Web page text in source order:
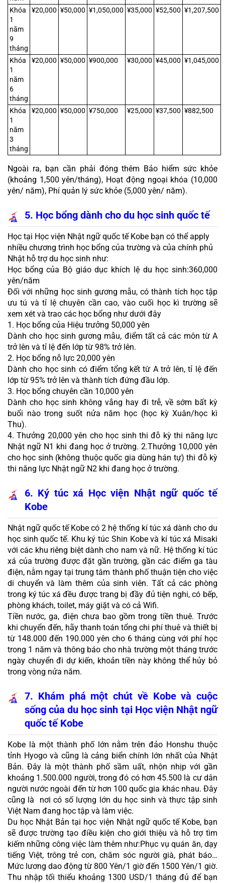
Khóa
1
năm
9
tháng
¥20,000 ¥50,000 ¥1,050,000 ¥35,000 ¥52,500 ¥1,207,500
Khóa
1
năm
6
tháng
¥20,000 ¥50,000 ¥900,000 ¥30,000 ¥45,000 ¥1,045,000
Khóa
1
năm
3
tháng
¥20,000 ¥50,000 ¥750,000 ¥25,000 ¥37,500 ¥882,500
Ngoài ra, bạn cần phải đóng thêm Bảo hiểm sức khỏe
(khoảng 1,500 yên/tháng), Hoạt động ngoại khóa (10,000
yên/ năm), Phí quản lý sức khỏe (5,000 yên/ năm).
5. Học bổng dành cho du học sinh quốc tế
Học tại Học viện Nhật ngữ quốc tế Kobe bạn có thể apply
nhiều chương trình học bổng của trường và của chính phủ
Nhật hỗ trợ du học sinh như:
Học bổng của Bộ giáo dục khích lệ du học sinh:360,000
yên/năm
Đối với những học sinh gương mẫu, có thành tích học tập
ưu tú và tỉ lệ chuyên cần cao, vào cuối học kì trường sẽ
xem xét và trao các học bổng như dưới đây
1. Học bổng của Hiệu trưởng 50,000 yên
Dành cho học sinh gương mẫu, điểm tất cả các môn từ A
trở lên và tỉ lệ đến lớp từ 98% trở lên.
2. Học bổng nỗ lực 20,000 yên
Dành cho học sinh có điểm tổng kết từ A trở lên, tỉ lệ đến
lớp từ 95% trở lên và thành tích đứng đầu lớp.
3. Học bổng chuyên cần 10,000 yên
Dành cho học sinh không vắng hay đi trễ, về sớm bất kỳ
buổi nào trong suốt nửa năm học (học kỳ Xuân/học kì
Thu).
4. Thưởng 20,000 yên cho học sinh thi đỗ kỳ thi năng lực
Nhật ngữ N1 khi đang học ở trường. 2.Thưởng 10,000 yên
cho học sinh (không thuộc quốc gia dùng hán tự) thi đỗ kỳ
thi năng lực Nhật ngữ N2 khi đang học ở trường.
6. Ký túc xá Học viện Nhật ngữ quốc tế
Kobe
Nhật ngữ quốc tế Kobe có 2 hệ thống kí túc xá dành cho du
học sinh quốc tế. Khu ký túc Shin Kobe và kí túc xá Misaki
với các khu riêng biệt dành cho nam và nữ. Hệ thống kí túc
xá của trường được đặt gần trường, gần các điểm ga tàu
điện, nằm ngay tại trung tâm thành phố thuận tiện cho việc
di chuyển và làm thêm của sinh viên. Tất cả các phòng
trong ký túc xá đều được trang bị đầy đủ tiện nghi, có bếp,
phòng khách, toilet, máy giặt và có cả Wifi.
Tiền nước, ga, điện chưa bao gồm trong tiền thuê. Trước
khi chuyển đến, hãy thanh toán tổng chi phí thuê và thiết bị
từ 148.000 đến 190.000 yên cho 6 tháng cùng với phí học
trong 1 năm và thông báo cho nhà trường một tháng trước
ngày chuyển đi dự kiến, khoản tiền này không thể hủy bỏ
trong vòng nửa năm.
7. Khám phá một chút về Kobe và cuộc
sống của du học sinh tại Học viện Nhật ngữ
quốc tế Kobe
Kobe là một thành phố lớn nằm trên đảo Honshu thuộc
tỉnh Hyogo và cũng là cảng biển chính lớn nhất của Nhật
Bản. Đây là một thành phố sầm uất, nhộn nhịp với gần
khoảng 1.500.000 người, trong đó có hơn 45.500 là cư dân
người nước ngoài đến từ hơn 100 quốc gia khác nhau. Đây
cũng là  nơi có số lượng lớn du học sinh và thực tập sinh
Việt Nam đang học tập và làm việc.
Du học Nhật Bản tại học viện Nhật ngữ quốc tế Kobe, bạn
sẽ được trường tạo điều kiện cho giới thiệu và hỗ trợ tìm
kiếm những công việc làm thêm như:Phục vụ quán ăn, dạy
tiếng Việt, trông trẻ con, chăm sóc người già, phát báo…
Mức lương dao động từ 800 Yên/1 giờ đến 1500 Yên/1 giờ.
Thu nhập tối thiểu khoảng 1300 USD/1 tháng đủ để bạn